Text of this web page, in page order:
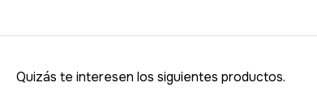
Quizás te interesen los siguientes productos.